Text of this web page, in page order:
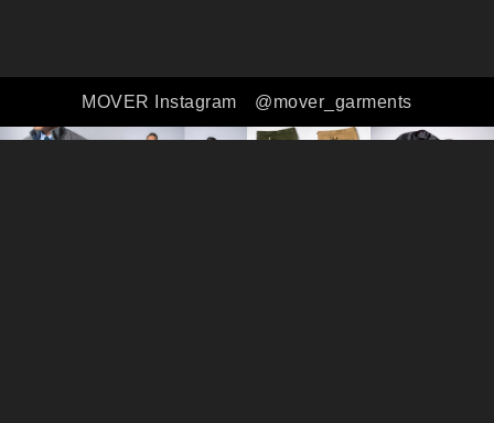
MOVER Instagram @mover_garments